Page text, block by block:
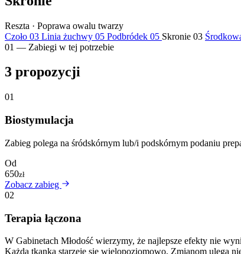
Reszta · Poprawa owalu twarzy
Czoło 03 Linia żuchwy 05 Podbródek 05 Skronie 03
01 — Zabiegi w tej potrzebie
3 propozycji
01
Biostymulacja
Zabieg polega na śródskórnym lub/i podskórnym podaniu
Od
650zł
Zobacz zabieg
02
Terapia łączona
W Gabinetach Młodość wierzymy, że najlepsze efekty nie
Każda tkanka starzeje się wielopoziomowo. Zmianom ulega